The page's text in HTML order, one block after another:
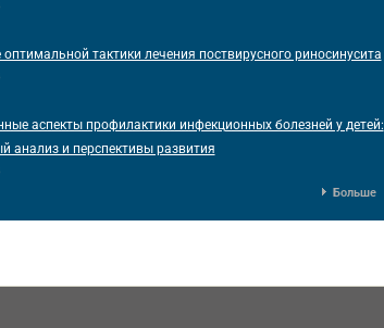
тактики лечения поствирусного риносинусита
аспекты профилактики инфекционных болезней у детей:
анализ и перспективы развития
Больше